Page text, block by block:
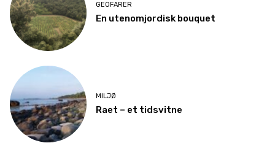
GEOFARER
En utenomjordisk bouquet
MILJØ
Raet – et tidsvitne